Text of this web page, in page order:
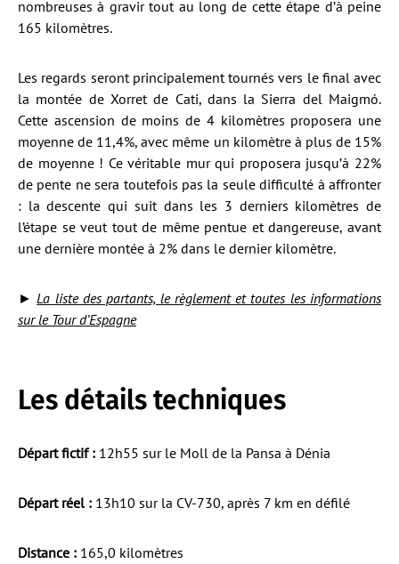
nombreuses à gravir tout au long de cette étape d’à peine
165 kilomètres.
Les regards seront principalement tournés vers le final avec
la montée de Xorret de Cati, dans la Sierra del Maigmó.
Cette ascension de moins de 4 kilomètres proposera une
moyenne de 11,4%, avec même un kilomètre à plus de 15%
de moyenne ! Ce véritable mur qui proposera jusqu’à 22%
de pente ne sera toutefois pas la seule difficulté à affronter
: la descente qui suit dans les 3 derniers kilomètres de
l’étape se veut tout de même pentue et dangereuse, avant
une dernière montée à 2% dans le dernier kilomètre.
► La liste des partants, le règlement et toutes les informations
sur le Tour d’Espagne
Les détails techniques
Départ fictif : 12h55 sur le Moll de la Pansa à Dénia
Départ réel : 13h10 sur la CV-730, après 7 km en défilé
Distance : 165,0 kilomètres